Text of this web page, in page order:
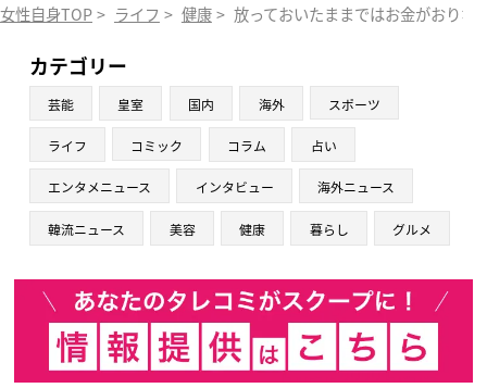
女性自身TOP > ライフ > 健康 > 放っておいたままではお金がおり
カテゴリー
芸能 皇室 国内 海外 スポーツ
ライフ コミック コラム 占い
エンタメニュース インタビュー 海外ニュース
韓流ニュース 美容 健康 暮らし グルメ